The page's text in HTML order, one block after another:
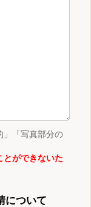
」「写真部分の
ができないた
について